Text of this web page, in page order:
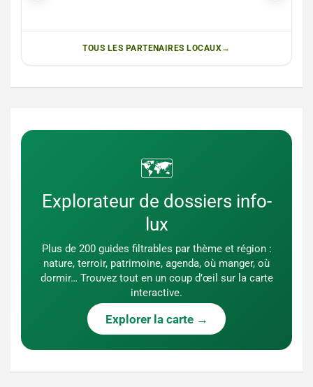
TOUS LES PARTENAIRES LOCAUX
🗺️
Explorateur de dossiers info-
lux
Plus de 200 guides filtrables par thème et région :
nature, terroir, patrimoine, agenda, où manger, où
dormir… Trouvez tout en un coup d’œil sur la carte
interactive.
Explorer la carte →